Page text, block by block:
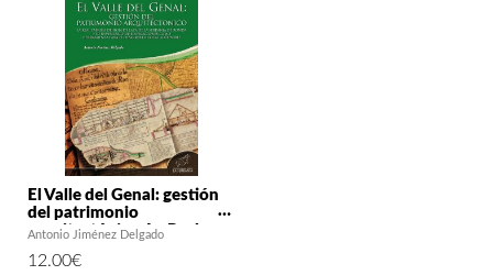
El Valle del Genal: gestión
del patrimonio
arquitectónico. La Real
la Serranía de Ronda y su
Antonio Jiménez Delgado
12.00€